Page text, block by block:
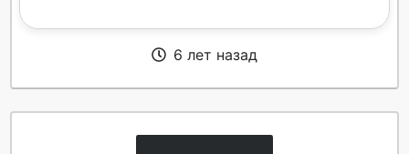
6 лет назад